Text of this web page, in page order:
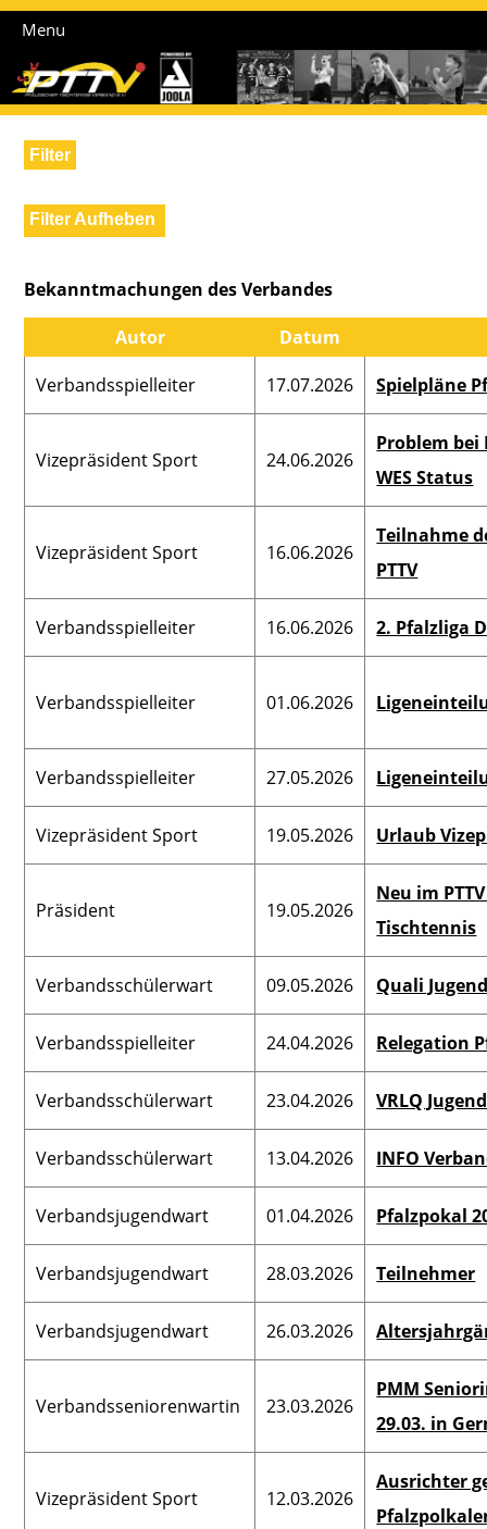
Menu
Filter
Verband
Präsident
Bezirkssportwart
VN
Vizepräsident Finanzen
Kreisspielleiter Süd
VN
Vizepräsident Sport
Kreisspielleiter
Nord VN
VN
Verbandsspielleiter
Bezirksschülerwart
VN
Verbandsseniorenwart
Beauftr. Breiten- &
Verbandspressewart
Verbandslehrwart
Beauftragte für
Frauensport
Vorsitzender
Kontrollausschuss
Vorsitzender
Spruchausschuss
Vorsitzender
Rechtsausschuss
Datenschutzbeauftragter
Filter Aufheben
Bekanntmachungen des Verbandes
Autor
Datum
Verbandsspielleiter
17.07.2026 Spielpläne
Vizepräsident Sport 24.06.2026
Problem
WES Status
Vizepräsident Sport 16.06.2026
Teilnahme
PTTV
Verbandsspielleiter 16.06.2026 2. Pfalzliga
Verbandsspielleiter 01.06.2026
Verbandsspielleiter 27.05.2026
Vizepräsident Sport 19.05.2026 Urlaub
Präsident 19.05.2026
Neu im
Tischtennis
Verbandsschülerwart 09.05.2026 Quali
Verbandsspielleiter 24.04.2026 Relegation
Verbandsschülerwart 23.04.2026 VRLQ
Verbandsschülerwart 13.04.2026 INFO
Verbandsjugendwart 01.04.2026 Pfalzpokal
Verbandsjugendwart 28.03.2026 Teilnehmer
Verbandsjugendwart 26.03.2026
Verbandsseniorenwartin 23.03.2026
PMM
29.03. in
Vizepräsident Sport 12.03.2026
Ausrichter